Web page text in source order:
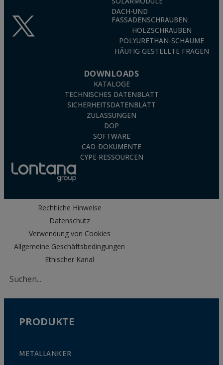
DACH-UND
FASSADENSCHRAUBEN
HOLZSCHRAUBEN
POLYURETHAN-SCHÄUME
HÄUFIG GESTELLTE FRAGEN
DOWNLOADS
KATALOGE
TECHNISCHES DATENBLATT
SICHERHEITSDATENBLATT
ZULASSUNGEN
DOP
SOFTWARE
CAD-DOKUMENTE
CYPE RESSOURCEN
Rechtliche Hinweise
Datenschutz
Verwendung von Cookies
Allgemeine Geschäftsbedingungen
Ethischer Kanal
PRODUKTE
METALLANKER